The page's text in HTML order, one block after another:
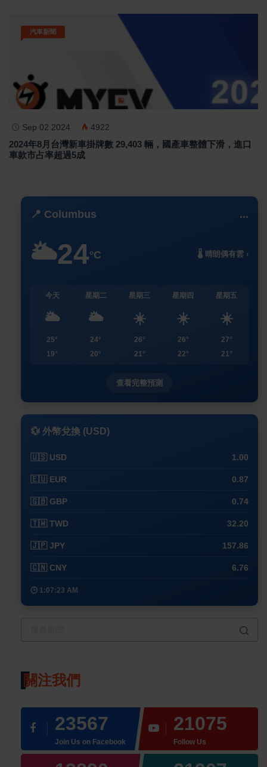
汽車新聞
Sep 02 2024 4922
2024年8月台灣新車掛牌數 29,403 輛，國產車整體下滑，進口
車款市占率超過5成
📍 Columbus ...
🌥️24°C 🌡️ 晴朗偶有雲 ›
今天
🌥️
25°
19°
星期二
🌥️
24°
20°
星期三
☀️
26°
21°
星期四
☀️
26°
22°
星期五
☀️
27°
21°
查看完整預測
💱 外幣兌換 (USD)
🇺🇸 USD 1.00
🇪🇺 EUR 0.87
🇬🇧 GBP 0.74
🇹🇼 TWD 32.20
🇯🇵 JPY 157.86
🇨🇳 CNY 6.76
🕒 1:07:23 AM
關注我們
23567
Join Us on Facebook
21075
Follow Us